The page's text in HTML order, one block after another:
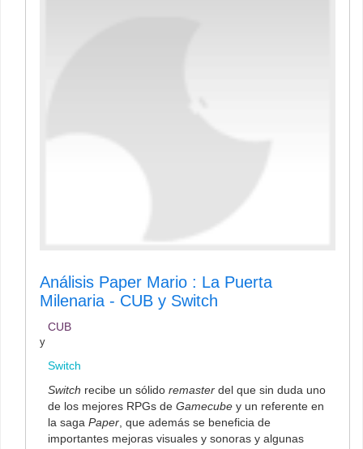
Análisis Paper Mario : La Puerta
Milenaria - CUB y Switch
CUB
y
Switch
Switch recibe un sólido remaster del que sin duda uno
de los mejores RPGs de Gamecube y un referente en
la saga Paper, que además se beneficia de
importantes mejoras visuales y sonoras y algunas